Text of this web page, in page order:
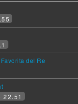
del Re
22.51